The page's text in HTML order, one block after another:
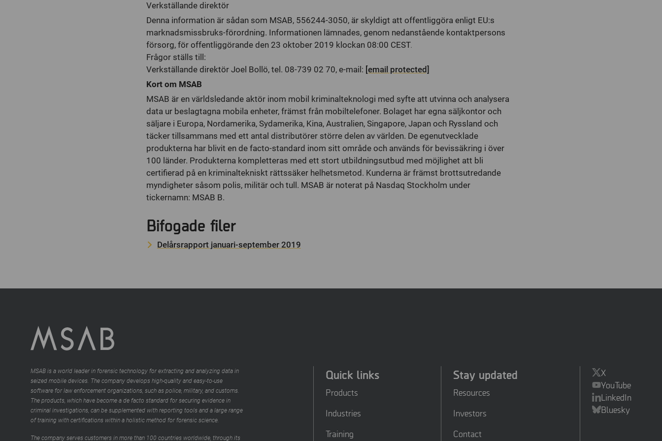
Verkställande direktör
Denna information är sådan som MSAB, 556244-3050, är skyldigt att offentliggöra enligt EU:s
marknadsmissbruks-förordning. Informationen lämnades, genom nedanstående kontaktpersons
försorg, för offentliggörande den 23 oktober 2019 klockan 08:00 CEST.
Frågor ställs till:
Verkställande direktör Joel Bollö, tel. 08-739 02 70, e-mail: [email protected]
Kort om MSAB
MSAB är en världsledande aktör inom mobil kriminalteknologi med syfte att utvinna och analysera
data ur beslagtagna mobila enheter, främst från mobiltelefoner. Bolaget har egna säljkontor och
säljare i Europa, Nordamerika, Sydamerika, Kina, Australien, Singapore, Japan och Ryssland och
täcker tillsammans med ett antal distributörer större delen av världen. De egenutvecklade
produkterna har blivit en de facto-standard inom sitt område och används för bevissäkring i över
100 länder. Produkterna kompletteras med ett stort utbildningsutbud med möjlighet att bli
certifierad på en kriminaltekniskt rättssäker helhetsmetod. Kunderna är främst brottsutredande
myndigheter såsom polis, militär och tull. MSAB är noterat på Nasdaq Stockholm under
tickernamn: MSAB B.
Bifogade filer
Delårsrapport januari-september 2019
MSAB is a world leader in forensic technology for extracting and analyzing data in
seized mobile devices. The company develops high-quality and easy-to-use
software for law enforcement organizations, such as police, military, and customs.
The products, which have become a de facto standard for securing evidence in
criminal investigations, can be supplemented with reporting tools and a large range
of training with certifications within a holistic method for forensic science.
The company serves customers in more than 100 countries worldwide, through its
Quick links
Products
Industries
Training
Stay updated
Resources
Investors
Contact
X
YouTube
LinkedIn
Bluesky